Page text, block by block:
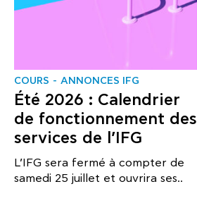
COURS ANNONCES IFG
Été 2026 : Calendrier
de fonctionnement des
services de l’IFG
L’IFG sera fermé à compter de
samedi 25 juillet et ouvrira ses..